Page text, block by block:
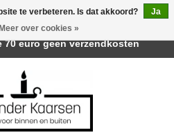
te verbeteren. Is dat akkoord?
Ja
Meer over cookies »
& Cadeau | Belvederelaan
70 euro geen verzendkosten